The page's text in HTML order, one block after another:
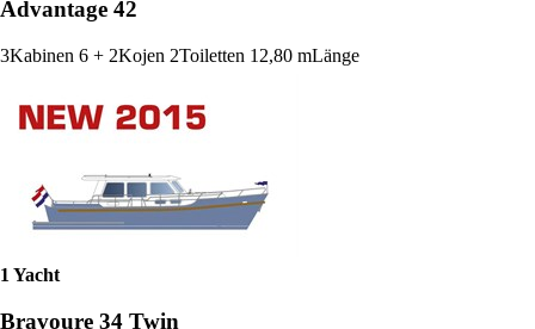
Advantage 42
3Kabinen 6 + 2Kojen 2Toiletten 12,80 mLänge
1 Yacht
Bravoure 34 Twin